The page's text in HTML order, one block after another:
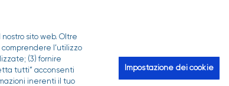
Le analisi
sito web. Oltre
l’utilizzo
(3) fornire
tutti” acconsenti
inerenti il tuo
Impostazione dei cookie